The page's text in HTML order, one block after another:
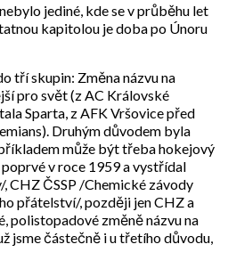
jediné, kde se v průběhu let
kapitolou je doba po Únoru
tří skupin: Změna názvu na
pro svět (z AC Královské
Sparta, z AFK Vršovice před
Druhým důvodem byla
může být třeba hokejový
v roce 1959 a vystřídal
CHZ ČSSP /Chemické závody
přátelství/, později jen CHZ a
polistopadové změně názvu na
jsme částečně i u třetího důvodu,